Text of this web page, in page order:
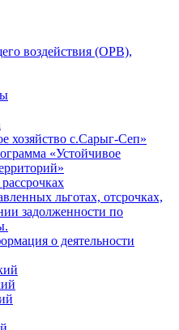
воздействия (ОРВ),
с.Сарыг-Сеп»
«Устойчивое
льготах, отсрочках,
задолженности по
о деятельности